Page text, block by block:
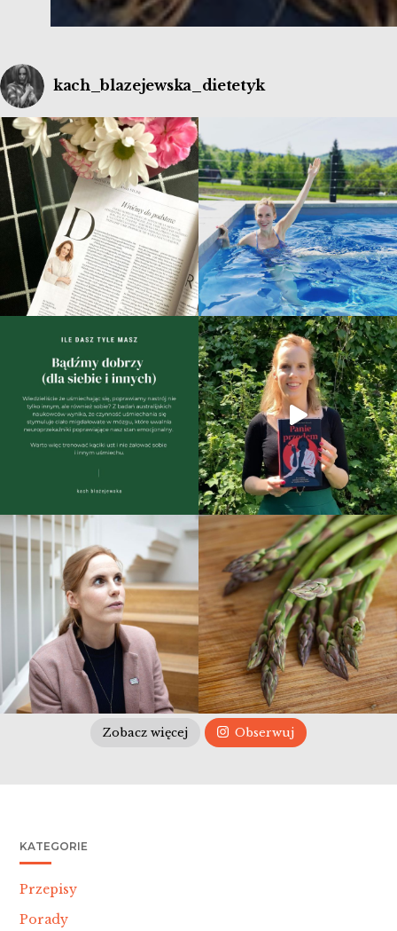
kach_blazejewska_dietetyk
Zobacz więcej Obserwuj
KATEGORIE
Przepisy
Porady